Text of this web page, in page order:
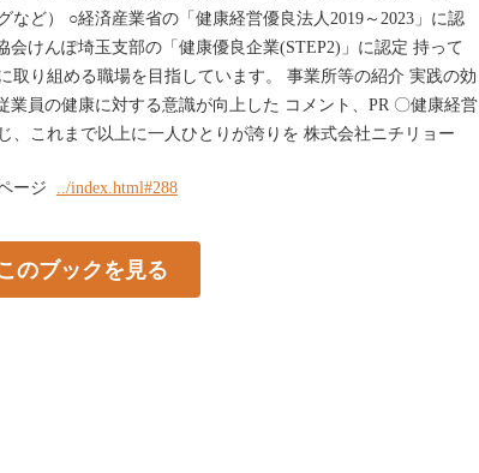
など） ○経済産業省の「健康経営優良法人2019～2023」に認
会けんぽ埼玉支部の「健康優良企業(STEP2)」に認定 持って
取り組める職場を目指しています。 事業所等の紹介 実践の効
業員の健康に対する意識が向上した コメント、PR 〇健康経営
、これまで以上に一人ひとりが誇りを 株式会社ニチリョー
ージ ../index.html#288
のブックを見る